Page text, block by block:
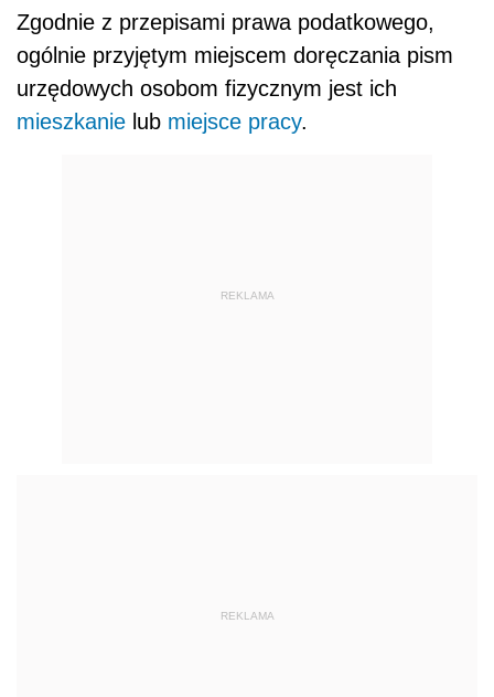
Zgodnie z przepisami prawa podatkowego,
ogólnie przyjętym miejscem doręczania pism
urzędowych osobom fizycznym jest ich
mieszkanie lub miejsce pracy.
REKLAMA
REKLAMA